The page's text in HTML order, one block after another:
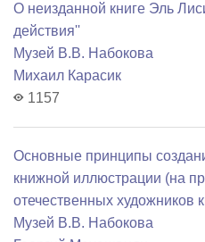
О неизданной книге Эль
действия''
Музей В.В. Набокова
Михаил Карасик
1157
Основные принципы
книжной иллюстрации (на
отечественных художников
Музей В.В. Набокова